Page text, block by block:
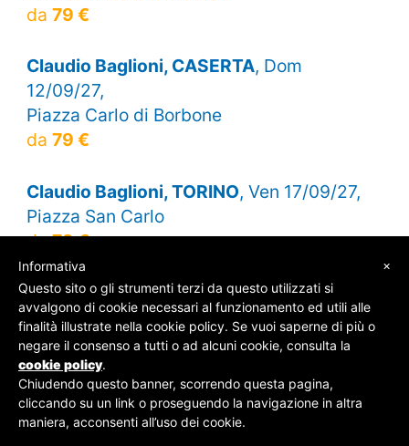
da 79 €
Claudio Baglioni, CASERTA, Dom
12/09/27,
Piazza Carlo di Borbone
da 79 €
Claudio Baglioni, TORINO, Ven 17/09/27,
Piazza San Carlo
da79 €
© SOS Biglietti - P.Iva 09162100961 -Chi Siamo
Contatti-Privacy Policy
×
Informativa
Questo sito o gli strumenti terzi da questo utilizzati si
avvalgono di cookie necessari al funzionamento ed utili alle
finalità illustrate nella cookie policy. Se vuoi saperne di più o
negare il consenso a tutti o ad alcuni cookie, consulta la
cookie policy.
Chiudendo questo banner, scorrendo questa pagina,
cliccando su un link o proseguendo la navigazione in altra
maniera, acconsenti all’uso dei cookie.